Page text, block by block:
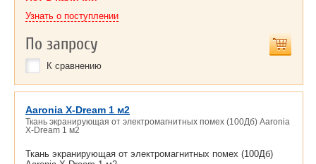
Узнать о поступлении
По запросу
К сравнению
Aaronia X-Dream 1 м2
Ткань экранирующая от электромагнитных помех (100Дб) Aaronia
X-Dream 1 м2
Ткань экранирующая от электромагнитных помех (100Дб)